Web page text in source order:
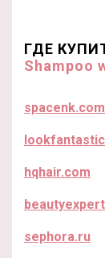
ГДЕ
Shampoo
spacenk.com
hqhair.com
sephora.ru